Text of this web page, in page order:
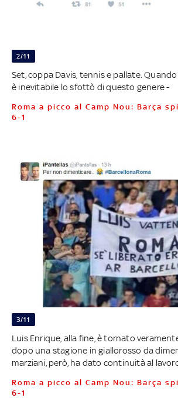
2/11
Set, coppa Davis, tennis e pallate.
è inevitabile lo sfottò di questo genere -
Roma a picco al Camp Nou: Barça spietato, finisce
6-1
3/11
Luis Enrique, alla fine, è tornato
dopo una stagione in giallorosso da
marziani, però, ha dato continuità al
Roma a picco al Camp Nou: Barça spietato, finisce
6-1